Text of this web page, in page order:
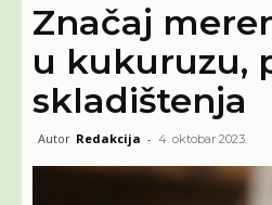
Značaj
u kukuruzu,
skladištenja
Autor Redakcija - 4. oktobar 2023.